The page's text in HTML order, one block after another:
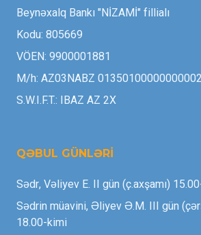
Beynəxalq Bankı "NİZAMİ" fillialı
Kodu: 805669
VÖEN: 9900001881
M/h: AZ03NABZ
S.W.I.F.T.: IBAZ AZ 2X
QƏBUL GÜNLƏRİ
Sədr, Vəliyev E. II gün (ç.axşamı)
Sədrin müavini, Əliyev Ə.M. III gün
18.00-kimi